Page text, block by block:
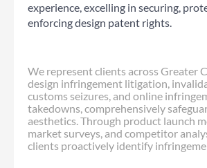
experience, excelling in securing,
enforcing design patent rights.
We represent clients across Greater
design infringement litigation,
customs seizures, and online
takedowns, comprehensively
aesthetics. Through product launch
market surveys, and competitor
clients proactively identify